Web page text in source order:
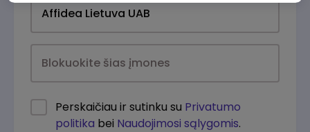
Perskaičiau ir sutinku su Privatumo
politika bei Naudojimosi sąlygomis.